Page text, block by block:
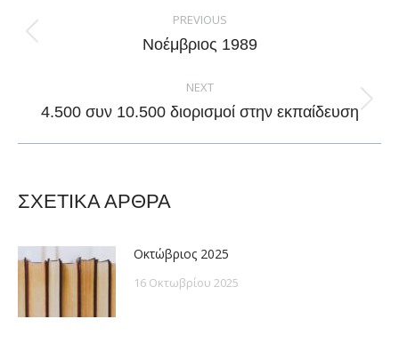
navigation
PREVIOUS
Previous
Νοέμβριος 1989
NEXT
Next
4.500 συν 10.500 διορισμοί στην εκπαίδευση
ΣΧΕΤΙΚΑ ΑΡΘΡΑ
Οκτώβριος 2025
16 Οκτωβρίου 2025